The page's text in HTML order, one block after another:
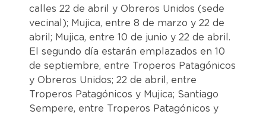
calles 22 de abril y Obreros Unidos (sede
vecinal); Mujica, entre 8 de marzo y 22 de
abril; Mujica, entre 10 de junio y 22 de abril.
El segundo día estarán emplazados en 10
de septiembre, entre Troperos Patagónicos
y Obreros Unidos; 22 de abril, entre
Troperos Patagónicos y Mujica; Santiago
Sempere, entre Troperos Patagónicos y